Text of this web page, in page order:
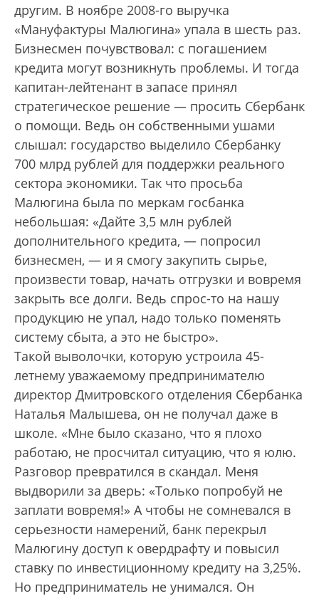
другим. В ноябре 2008-го выручка
«Мануфактуры Малюгина» упала в шесть раз.
Бизнесмен почувствовал: с погашением
кредита могут возникнуть проблемы. И тогда
капитан-лейтенант в запасе принял
стратегическое решение — просить Сбербанк
о помощи. Ведь он собственными ушами
слышал: государство выделило Сбербанку
700 млрд рублей для поддержки реального
сектора экономики. Так что просьба
Малюгина была по меркам госбанка
небольшая: «Дайте 3,5 млн рублей
дополнительного кредита, — попросил
бизнесмен, — и я смогу закупить сырье,
произвести товар, начать отгрузки и вовремя
закрыть все долги. Ведь спрос-то на нашу
продукцию не упал, надо только поменять
систему сбыта, а это не быстро».
Такой выволочки, которую устроила 45-
летнему уважаемому предпринимателю
директор Дмитровского отделения Сбербанка
Наталья Малышева, он не получал даже в
школе. «Мне было сказано, что я плохо
работаю, не просчитал ситуацию, что я юлю.
Разговор превратился в скандал. Меня
выдворили за дверь: «Только попробуй не
заплати вовремя!» А чтобы не сомневался в
серьезности намерений, банк перекрыл
Малюгину доступ к овердрафту и повысил
ставку по инвестиционному кредиту на 3,25%.
Но предприниматель не унимался. Он